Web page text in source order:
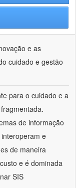
e as
cuidado e gestão
para o cuidado e a
de informação
e
de maneira
e é dominada
SIS